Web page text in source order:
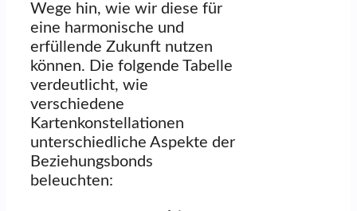
Wege hin, wie wir diese für
eine harmonische und
erfüllende Zukunft nutzen
können. Die folgende Tabelle
verdeutlicht, wie
verschiedene
Kartenkonstellationen
unterschiedliche Aspekte der
Beziehungsbonds
beleuchten: